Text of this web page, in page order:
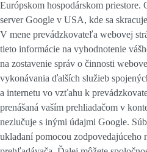
Európskom hospodárskom priestore.
server Google v USA, kde sa
V mene prevádzkovateľa webovej
tieto informácie na vyhodnotenie
na zostavenie správ o činnosti
vykonávania ďalších služieb
a internetu vo vzťahu k
prenášaná vaším prehliadačom v
nezlučuje s inými údajmi Google.
ukladaní pomocou zodpovedajúceho